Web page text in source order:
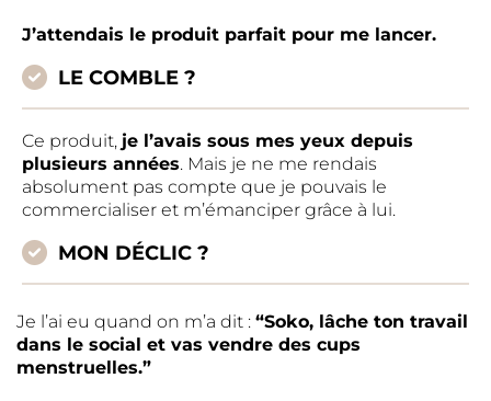
J’attendais le produit parfait pour me lancer.
LE COMBLE ?
Ce produit, je l’avais sous mes yeux depuis
plusieurs années. Mais je ne me rendais
absolument pas compte que je pouvais le
commercialiser et m’émanciper grâce à lui.
MON DÉCLIC ?
Je l’ai eu quand on m’a dit : “Soko, lâche ton travail
dans le social et vas vendre des cups
menstruelles.”